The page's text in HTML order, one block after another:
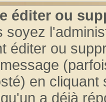
éditer ou
soyez
éditer ou
en
a déjà